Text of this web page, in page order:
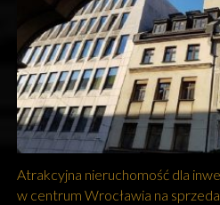
Atrakcyjna nieruchomość dla
w centrum Wrocławia na